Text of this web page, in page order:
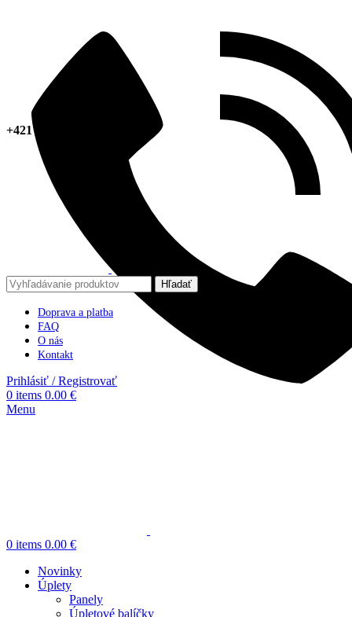
+421 918 378 267
Hľadať
Doprava a platba
FAQ
O nás
Kontakt
Prihlásiť / Registrovať
0 items 0.00 €
Menu
0 items 0.00 €
Novinky
Úplety
Panely
Úpletové balíčky